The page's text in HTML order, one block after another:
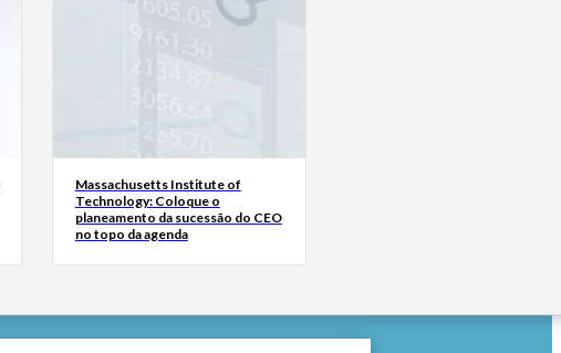
Massachusetts Institute of
Technology: Coloque o
planeamento da sucessão do CEO
no topo da agenda